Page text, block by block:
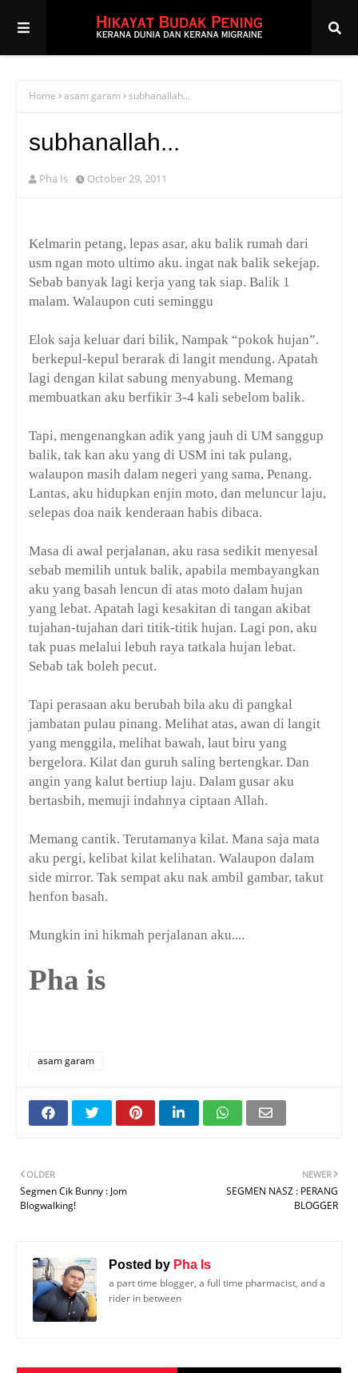
Home asam garam subhanallah...
subhanallah...
Pha Is October 29, 2011
Kelmarin petang, lepas asar, aku balik rumah dari
usm ngan moto ultimo aku. ingat nak balik sekejap.
Sebab banyak lagi kerja yang tak siap. Balik 1
malam. Walaupon cuti seminggu
Elok saja keluar dari bilik, Nampak “pokok hujan”.
berkepul-kepul berarak di langit mendung. Apatah
lagi dengan kilat sabung menyabung. Memang
membuatkan aku berfikir 3-4 kali sebelom balik.
Tapi, mengenangkan adik yang jauh di UM sanggup
balik, tak kan aku yang di USM ini tak pulang,
walaupon masih dalam negeri yang sama, Penang.
Lantas, aku hidupkan enjin moto, dan meluncur laju,
selepas doa naik kenderaan habis dibaca.
Masa di awal perjalanan, aku rasa sedikit menyesal
sebab memilih untuk balik, apabila membayangkan
aku yang basah lencun di atas moto dalam hujan
yang lebat. Apatah lagi kesakitan di tangan akibat
tujahan-tujahan dari titik-titik hujan. Lagi pon, aku
tak puas melalui lebuh raya tatkala hujan lebat.
Sebab tak boleh pecut.
Tapi perasaan aku berubah bila aku di pangkal
jambatan pulau pinang. Melihat atas, awan di langit
yang menggila, melihat bawah, laut biru yang
bergelora. Kilat dan guruh saling bertengkar. Dan
angin yang kalut bertiup laju. Dalam gusar aku
bertasbih, memuji indahnya ciptaan Allah.
Memang cantik. Terutamanya kilat. Mana saja mata
aku pergi, kelibat kilat kelihatan. Walaupon dalam
side mirror. Tak sempat aku nak ambil gambar, takut
henfon basah.
Mungkin ini hikmah perjalanan aku....
Pha is
asam garam
NEWER
SEGMEN NASZ : PERANG
BLOGGER
OLDER
Segmen Cik Bunny : Jom
Blogwalking!
Posted by Pha Is
a part time blogger, a full time pharmacist, and a
rider in between